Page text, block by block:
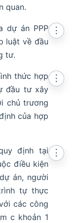
quan.
dự án PPP
luật về đầu
tư.
⋮
thức hợp
đầu tư xây
chủ trương
của hợp
⋮
định tại
điều kiện
án, người
tự thực
các công
c khoản 1
⋮